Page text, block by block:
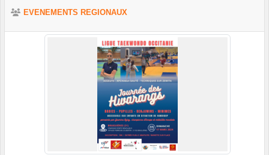
EVENEMENTS REGIONAUX